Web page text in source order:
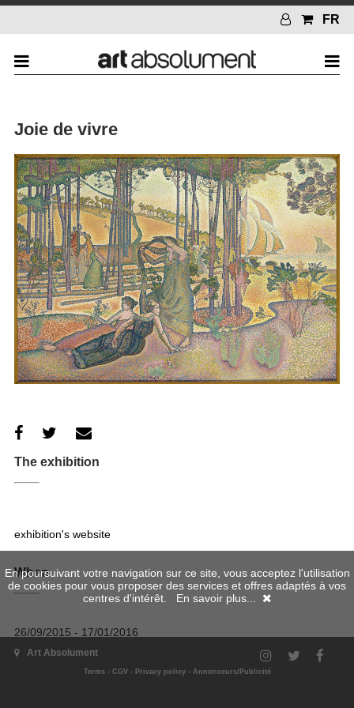
FR
Joie de vivre
The exhibition
exhibition's website
When
26/09/2015 - 17/01/2016
Where
Art Absolument
Terms- CGV- Privacy policy- Annonceurs/Publicité
En poursuivant votre navigation sur ce site, vous acceptez l'utilisation
de cookies pour vous proposer des services et offres adaptés à vos
centres d'intérêt. En savoir plus...